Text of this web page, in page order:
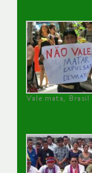
Vale mata, Brasil